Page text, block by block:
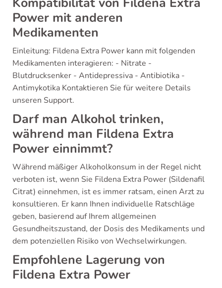
Power mit anderen
Medikamenten
Einleitung: Fildena Extra Power kann mit folgenden
Medikamenten interagieren: - Nitrate -
Blutdrucksenker - Antidepressiva - Antibiotika -
Antimykotika Kontaktieren Sie für weitere Details
unseren Support.
Darf man Alkohol trinken,
während man Fildena Extra
Power einnimmt?
Während mäßiger Alkoholkonsum in der Regel nicht
verboten ist, wenn Sie Fildena Extra Power (Sildenafil
Citrat) einnehmen, ist es immer ratsam, einen Arzt zu
konsultieren. Er kann Ihnen individuelle Ratschläge
geben, basierend auf Ihrem allgemeinen
Gesundheitszustand, der Dosis des Medikaments und
dem potenziellen Risiko von Wechselwirkungen.
Empfohlene Lagerung von
Fildena Extra Power